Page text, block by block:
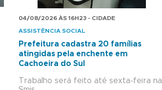
04/08/2026 ÀS 16H23 - CIDADE
ASSISTÊNCIA SOCIAL
Prefeitura cadastra 20 famílias
atingidas pela enchente em
Cachoeira do Sul
Trabalho será feito até sexta-feira na